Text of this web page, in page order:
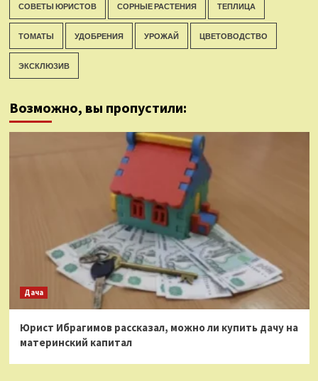
СОВЕТЫ ЮРИСТОВ СОРНЫЕ РАСТЕНИЯ ТЕПЛИЦА
ТОМАТЫ УДОБРЕНИЯ УРОЖАЙ ЦВЕТОВОДСТВО
ЭКСКЛЮЗИВ
Возможно, вы пропустили:
Дача
Юрист Ибрагимов рассказал, можно ли купить дачу на
материнский капитал